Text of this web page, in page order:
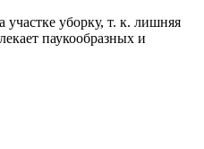
участке уборку, т. к. лишняя
паукообразных и